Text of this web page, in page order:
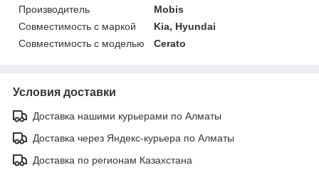
Производитель
Mobis
Совместимость с маркой
Kia, Hyundai
Совместимость с моделью
Cerato
Условия доставки
Доставка нашими курьерами по Алматы
Доставка через Яндекс-курьера по Алматы
Доставка по регионам Казахстана